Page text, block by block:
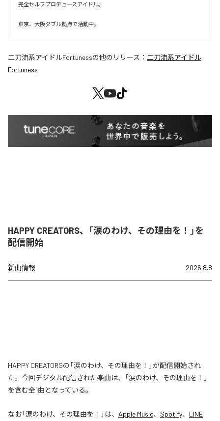
完全セルフプロデュースアイドル。
東京、大阪ダブル拠点で活動中。
二刀流系アイドルFortunessの他のリリース： 二刀流系アイドル
Fortuness
HAPPY CREATORS、「涙のわけ、その理由を！」を
配信開始
新曲情報 2026.8.8
HAPPY CREATORSの「涙のわけ、その理由を！」が配信開始され
た。今回デジタル配信された楽曲は、「涙のわけ、その理由を！」
を含む全1曲となっている。
なお「涙のわけ、その理由を！ 」は、 Apple Music、 Spotify、 LINE